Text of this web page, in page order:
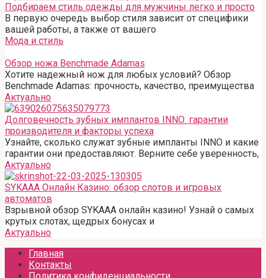
Подбираем стиль одежды для мужчины легко и просто
В первую очередь выбор стиля зависит от специфики
вашей работы, а также от вашего
Мода и стиль
Обзор ножа Benchmade Adamas
Хотите надежный нож для любых условий? Обзор
Benchmade Adamas: прочность, качество, преимущества
Актуально
Долговечность зубных имплантов INNO: гарантии
производителя и факторы успеха
Узнайте, сколько служат зубные импланты INNO и какие
гарантии они предоставляют. Верните себе уверенность,
Актуально
SYKAAA Онлайн Казино: обзор слотов и игровых
автоматов
Взрывной обзор SYKAAA онлайн казино! Узнай о самых
крутых слотах, щедрых бонусах и
Актуально
Главная
Контакты